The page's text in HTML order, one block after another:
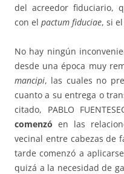
del acreedor fiduciario,
con el pactum fiduciae, si
No hay ningún
desde una época muy
mancipi, las cuales no
cuanto a su entrega o
citado, PABLO
comenzó en las
vecinal entre cabe­zas de
tarde comenzó a
quizá a la necesidad de